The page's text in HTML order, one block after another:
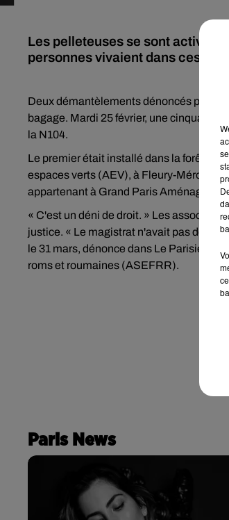
Les pelleteuses se sont
personnes vivaient dans ces
Deux démantèlements dénoncés par les
bagage. Mardi 25 février, une
la N104.
Le premier était installé dans la forêt
espaces verts (AEV), à Fleury-Mérogis
appartenant à Grand Paris
« C'est un déni de droit. » Les
justice. « Le magistrat n'avait pas
le 31 mars, dénonce dans Le Parisien
roms et roumaines (ASEFRR).
Paris News